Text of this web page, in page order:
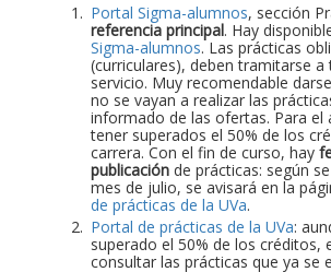
Portal Sigma-alumnos, sección
referencia principal. Hay
Sigma-alumnos. Las prácticas
(curriculares), deben tramitarse a
servicio. Muy recomendable
no se vayan a realizar las
informado de las ofertas. Para el
tener superados el 50% de los
carrera. Con el fin de curso, hay
publicación de prácticas: según
mes de julio, se avisará en la
de prácticas de la UVa.
Portal de prácticas de la UVa:
superado el 50% de los créditos,
consultar las prácticas que ya se